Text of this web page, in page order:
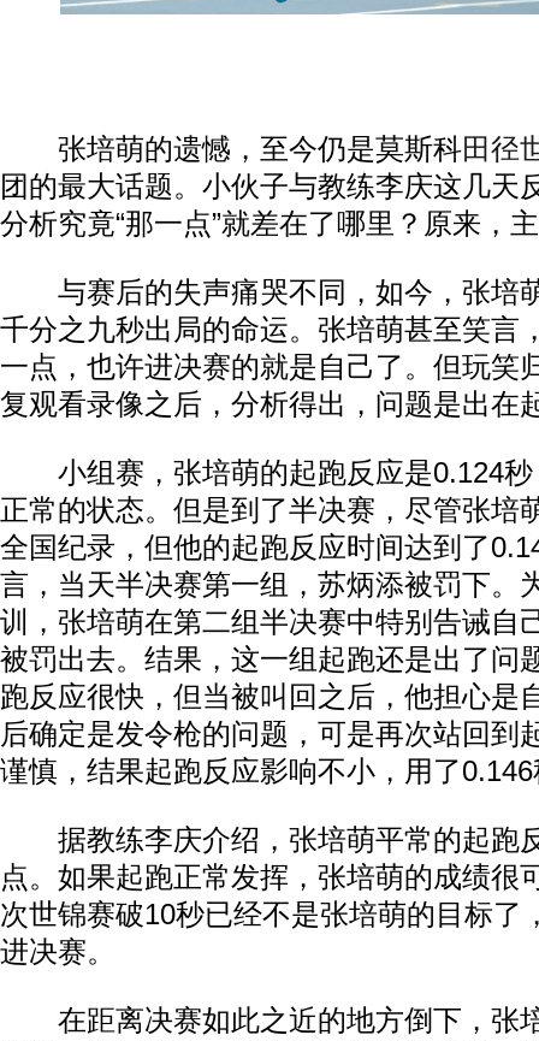
张培萌的遗憾，至今仍是莫斯科田径
团的最大话题。小伙子与教练李庆这几天
分析究竟“那一点”就差在了哪里？原来，
与赛后的失声痛哭不同，如今，张培
千分之九秒出局的命运。张培萌甚至笑言
一点，也许进决赛的就是自己了。但玩笑
复观看录像之后，分析得出，问题是出在
小组赛，张培萌的起跑反应是0.124秒
正常的状态。但是到了半决赛，尽管张培
全国纪录，但他的起跑反应时间达到了
言，当天半决赛第一组，苏炳添被罚下。
训，张培萌在第二组半决赛中特别告诫自
被罚出去。结果，这一组起跑还是出了问
跑反应很快，但当被叫回之后，他担心是
后确定是发令枪的问题，可是再次站回到
谨慎，结果起跑反应影响不小，用了
据教练李庆介绍，张培萌平常的起跑
点。如果起跑正常发挥，张培萌的成绩很
次世锦赛破10秒已经不是张培萌的目标了
进决赛。
在距离决赛如此之近的地方倒下，张